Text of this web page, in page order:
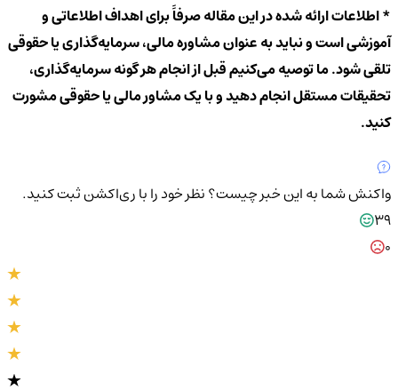
* اطلاعات ارائه شده در این مقاله صرفاً برای اهداف اطلاعاتی و
آموزشی است و نباید به عنوان مشاوره مالی، سرمایه‌گذاری یا حقوقی
تلقی شود. ما توصیه می‌کنیم قبل از انجام هر گونه سرمایه‌گذاری،
تحقیقات مستقل انجام دهید و با یک مشاور مالی یا حقوقی مشورت
کنید.
واکنش شما به این خبر چیست؟نظر خود را با ری‌اکشن ثبت کنید.
39